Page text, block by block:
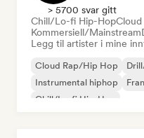
> 5700 svar gitt
Chill/Lo-fi Hip-Hop
Kommersiell/Mainstream
Legg til artister i mine
Cloud Rap/Hip Hop
Instrumental hiphop
Chill/Lo-fi Hip-Hop